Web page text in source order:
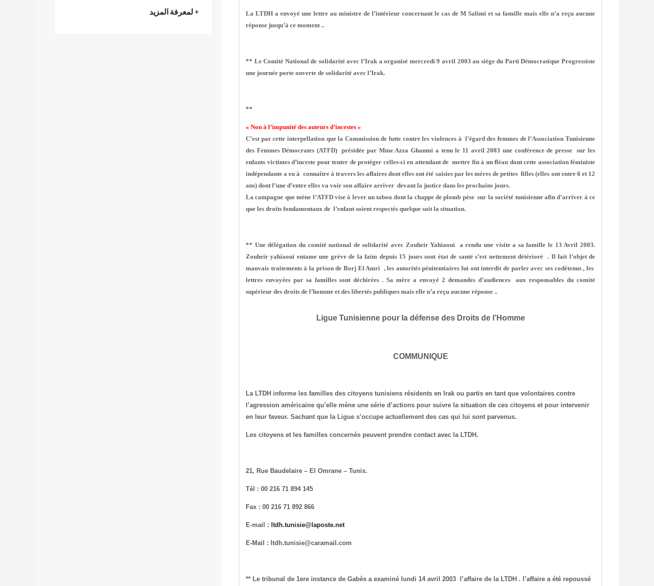
La LTDH a envoyé une lettre au ministre de l’intérieur concernant le cas de M Salimi et sa famille mais elle n’a reçu aucune
réponse jusqu’à ce moment ..
** Le Comité National de solidarité avec l’Irak a organisé mercredi 9 avril 2003 au siège du Parti Démocratique Progressiste
une journée porte ouverte de solidarité avec l’Irak.
**
« Non à l’impunité des auteurs d’incestes »
C’est par cette interpellation que la Commission de lutte contre les violences à l’égard des femmes del’Association Tunisienne
des Femmes Démocrates (ATFD) présidée par Mme Azza Ghanmi a tenu le 11 avril 2003 une conférence de presse sur les
enfants victimes d’inceste pour tenter de protéger celles-ci en attendant de mettre fin à un fléau dont cette association féministe
indépendante a eu à connaître à travers les affaires dont elles ont été saisies par les mères de petites filles (elles ont entre 6 et 12
ans) dont l’une d’entre elles va voir son affaire arriver devant la justice dans les prochains jours.
La campagne que mène l’ATFD vise à lever un tabou dont la chappe de plomb pèse sur la société tunisienne afin d’arriver à ce
que les droits fondamentaux de l’enfant soient respectés quelque soit la situation.
** Une délégation du comité national de solidarité avec Zouheir Yahiaoui
a rendu une visite a sa famille le 13 Avril 2003.
Zouheir yahiaoui entame une grève de la faim depuis 15 jours sont état de santé s’est nettement détérioré
. Il fait l’objet de
mauvais traitements à la prison de Borj El Amri , les autorités pénitentiaires lui ont interdit de parler avec ses codétenus , les
lettres envoyées par sa familles sont déchirées . Sa mère a envoyé 2 demandes d’audiences
aux responsables du comité
supérieur des droits de l’homme et des libertés publiques mais elle n’a reçu aucune réponse ..
Ligue Tunisienne pour la défense des Droits de l’Homme
COMMUNIQUE
La LTDH informe les familles des citoyens tunisiens résidents en Irak ou partis en tant que volontaires contre
l’agression américaine qu’elle mène une série d’actions pour suivre la situation de ces citoyens et pour intervenir
en leur faveur. Sachant que la Ligue s’occupe actuellement des cas qui lui sont parvenus.
Les citoyens et les familles concernés peuvent prendre contact avec la LTDH.
21, Rue Baudelaire – El Omrane – Tunis.
Tél : 00 216 71 894 145
Fax : 00 216 71 892 866
E-mail : ltdh.tunisie@laposte.net
E-Mail : ltdh.tunisie@caramail.com
** Le tribunal de 1ere instance de Gabès a examiné lundi 14 avril 2003 l’affaire de la LTDH . l’affaire a été repoussé
+ لمعرفة المزيد